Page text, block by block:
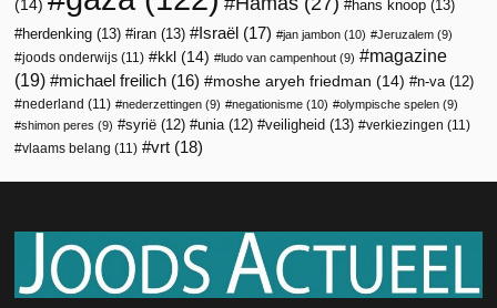
(14) hans knoop (13)
herdenking (13) iran (13) Israël (17) jan jambon (10) Jeruzalem (9)
joods onderwijs (11) kkl (14) ludo van campenhout (9)
magazine
(19)
michael freilich (16) moshe aryeh friedman (14) n-va (12)
nederland (11) nederzettingen (9) negationisme (10) olympische spelen (9)
shimon peres (9) syrië (12) unia (12) veiligheid (13) verkiezingen (11)
vlaams belang (11) vrt (18)